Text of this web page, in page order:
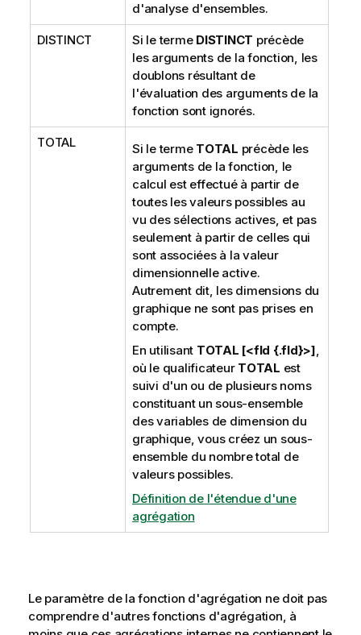
d'analyse d'ensembles.
DISTINCT Si le terme DISTINCT précède
les arguments de la fonction, les
doublons résultant de
l'évaluation des arguments de la
fonction sont ignorés.
TOTAL Si le terme TOTAL précède les
arguments de la fonction, le
calcul est effectué à partir de
toutes les valeurs possibles au
vu des sélections actives, et pas
seulement à partir de celles qui
sont associées à la valeur
dimensionnelle active.
Autrement dit, les dimensions du
graphique ne sont pas prises en
compte.
En utilisant TOTAL [<fld {.fld}>],
où le qualificateur TOTAL est
suivi d'un ou de plusieurs noms
constituant un sous-ensemble
des variables de dimension du
graphique, vous créez un sous-
ensemble du nombre total de
valeurs possibles.
Définition de l'étendue d'une
agrégation
Le paramètre de la fonction d'agrégation ne doit pas
comprendre d'autres fonctions d'agrégation, à